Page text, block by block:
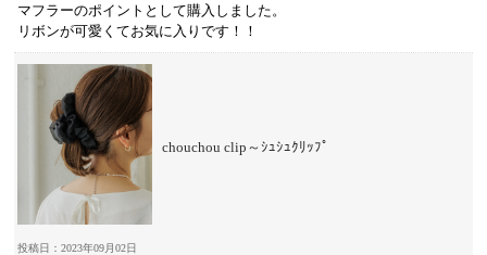
マフラーのポイントとして購入しました。
リボンが可愛くてお気に入りです！！
chouchou clip～ｼｭｼｭｸﾘｯﾌﾟ
投稿日：2023年09月02日